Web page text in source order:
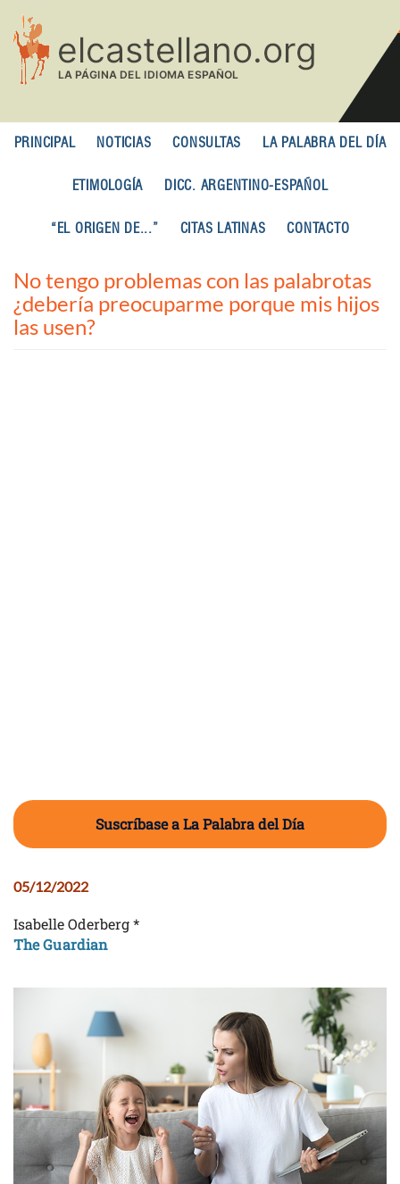
contenido
principal
PRINCIPAL NOTICIAS CONSULTAS LA PALABRA DEL DÍA
ETIMOLOGÍA DICC. ARGENTINO-ESPAÑOL
“EL ORIGEN DE...” CITAS LATINAS CONTACTO
No tengo problemas con las palabrotas
¿debería preocuparme porque mis hijos
las usen?
Suscríbase a La Palabra del Día
05/12/2022
Isabelle Oderberg *
The Guardian